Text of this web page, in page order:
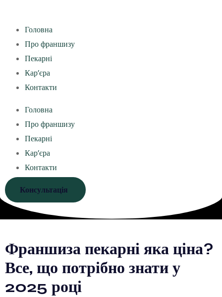
Головна
Про франшизу
Пекарні
Кар’єра
Контакти
Головна
Про франшизу
Пекарні
Кар’єра
Контакти
Консультація
Франшиза пекарні яка ціна?
Все, що потрібно знати у
2025 році